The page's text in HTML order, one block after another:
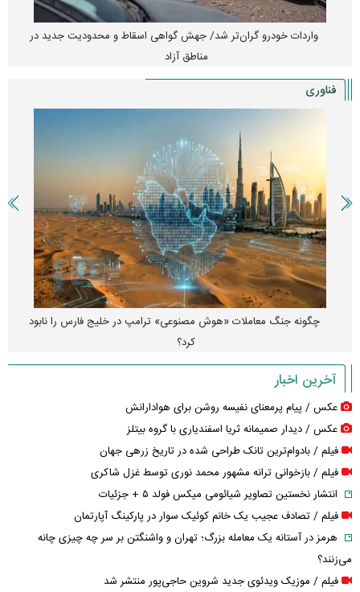
واردات خودرو گران‌تر شد/ جهش گواهی اسقاط و محدودیت جدید در
مناطق آزاد
فناوری
چگونه جنگ معاملات «هوش مصنوعی» ترامپ در خلیج فارس را نابود
کرد؟
آخرین اخبار
عکس / پیام پرمعنای نفیسه روشن برای هوادارانش
عکس / دیدار صمیمانه ثریا اسفندیاری با گروه بیتلز
فیلم / بادوام‌ترین تانک طراحی شده در تاریخ زرهی جهان
فیلم / بازخوانی ترانه مشهور محمد نوری توسط غزل شاکری
انتشار نخستین تصاویر شیائومی میکس فولد ۵ + جزئیات
فیلم / تصادف عجیب یک خانم کوئیک سوار در پارکینگ آپارتمان
هرمز در آستانه یک معامله بزرگ؛ تهران و واشنگتن بر سر چه چیزی چانه
می‌زنند؟
فیلم / موزیک ویدئوی جدید شروین حاجی‌پور منتشر شد